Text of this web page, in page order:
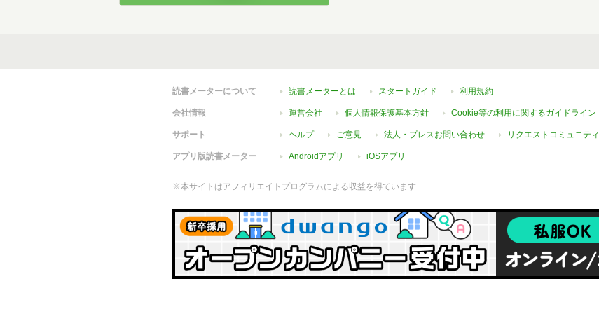
読書メーターについて 読書メーターとは スタートガイド 利用規約
会社情報 運営会社 個人情報保護基本方針 Cookie等の利用に関するガイドライン
サポート ヘルプ ご意見 法人・プレスお問い合わせ リクエストコミュニティ
アプリ版読書メーター Androidアプリ iOSアプリ
※本サイトはアフィリエイトプログラムによる収益を得ています